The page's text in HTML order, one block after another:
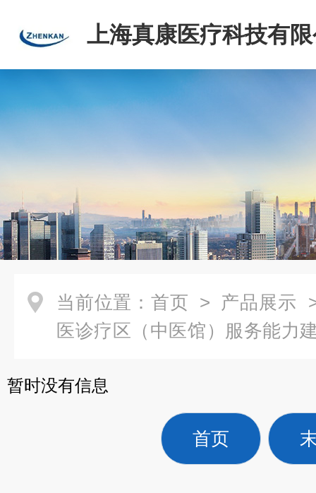
上海真康医疗科技有
当前位置： 首页 > 产品展示
医诊疗区（中医馆）服务能力
暂时没有信息
首页